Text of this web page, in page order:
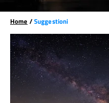
Home /Suggestioni